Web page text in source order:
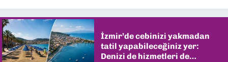
İzmir’de cebinizi yakmadan
tatil yapabileceğiniz yer:
Denizi de hizmetleri de